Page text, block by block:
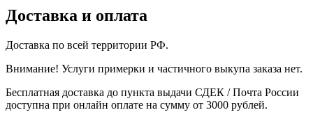
Доставка и оплата
Доставка по всей территории РФ.
Внимание! Услуги примерки и частичного выкупа заказа нет.
Бесплатная доставка до пункта выдачи СДЕК / Почта России
доступна при онлайн оплате на сумму от 3000 рублей.